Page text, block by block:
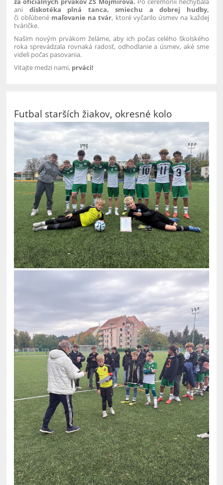
ani diskotéka plná tanca, smiechu a dobrej hudby,
či obľúbené maľovanie na tvár, ktoré vyčarilo úsmev na každej
tváričke.
Našim novým prvákom želáme, aby ich počas celého školského
roka sprevádzala rovnaká radosť, odhodlanie a úsmev, aké sme
videli počas pasovania.
Vitajte medzi nami, prváci!
Futbal starších žiakov, okresné kolo